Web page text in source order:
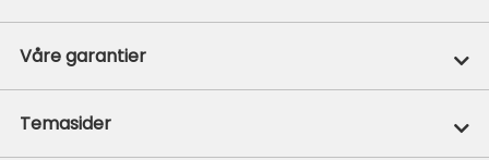
Ofte stilte spørsmål
Vår miljøpolicy
Våre garantier
Temasider